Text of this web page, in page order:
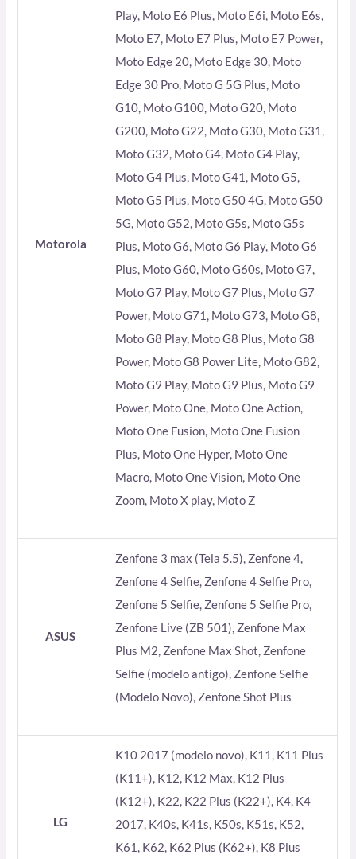
Motorola
Play, Moto E6 Plus, Moto E6i, Moto E6s,
Moto E7, Moto E7 Plus, Moto E7 Power,
Moto Edge 20, Moto Edge 30, Moto
Edge 30 Pro, Moto G 5G Plus, Moto
G10, Moto G100, Moto G20, Moto
G200, Moto G22, Moto G30, Moto G31,
Moto G32, Moto G4, Moto G4 Play,
Moto G4 Plus, Moto G41, Moto G5,
Moto G5 Plus, Moto G50 4G, Moto G50
5G, Moto G52, Moto G5s, Moto G5s
Plus, Moto G6, Moto G6 Play, Moto G6
Plus, Moto G60, Moto G60s, Moto G7,
Moto G7 Play, Moto G7 Plus, Moto G7
Power, Moto G71, Moto G73, Moto G8,
Moto G8 Play, Moto G8 Plus, Moto G8
Power, Moto G8 Power Lite, Moto G82,
Moto G9 Play, Moto G9 Plus, Moto G9
Power, Moto One, Moto One Action,
Moto One Fusion, Moto One Fusion
Plus, Moto One Hyper, Moto One
Macro, Moto One Vision, Moto One
Zoom, Moto X play, Moto Z
ASUS
Zenfone 3 max (Tela 5.5), Zenfone 4,
Zenfone 4 Selfie, Zenfone 4 Selfie Pro,
Zenfone 5 Selfie, Zenfone 5 Selfie Pro,
Zenfone Live (ZB 501), Zenfone Max
Plus M2, Zenfone Max Shot, Zenfone
Selfie (modelo antigo), Zenfone Selfie
(Modelo Novo), Zenfone Shot Plus
LG
K10 2017 (modelo novo), K11, K11 Plus
(K11+), K12, K12 Max, K12 Plus
(K12+), K22, K22 Plus (K22+), K4, K4
2017, K40s, K41s, K50s, K51s, K52,
K61, K62, K62 Plus (K62+), K8 Plus